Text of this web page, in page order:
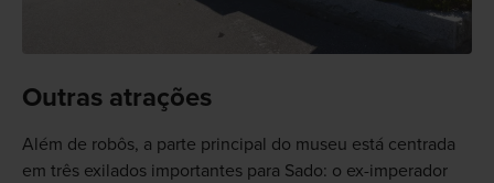
Outras atrações
Além de robôs, a parte principal do museu está centrada
em três exilados importantes para Sado: o ex-imperador